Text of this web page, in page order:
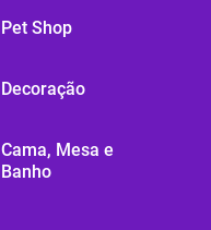
Pet Shop
Decoração
Cama, Mesa e
Banho